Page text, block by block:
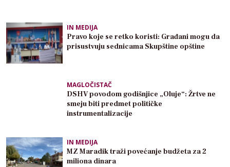
IN MEDIJA
Pravo koje se retko koristi: Građani mogu da
prisustvuju sednicama Skupštine opštine
MAGLOČISTAČ
DSHV povodom godišnjice „Oluje“: Žrtve ne
smeju biti predmet političke
instrumentalizacije
IN MEDIJA
MZ Maradik traži povećanje budžeta za 2
miliona dinara